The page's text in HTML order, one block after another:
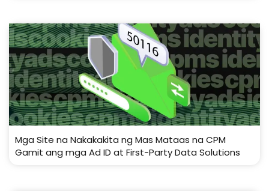
Mga Site na Nakakakita ng Mas Mataas na CPM
Gamit ang mga Ad ID at First-Party Data Solutions